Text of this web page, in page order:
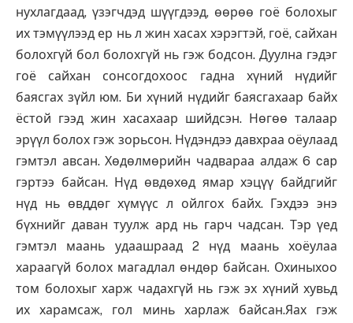
нухлагдаад, үзэгчдэд шүүгдээд, өөрөө гоё болохыг
их тэмүүлээд ер нь л жин хасах хэрэгтэй, гоё, сайхан
болохгүй бол болохгүй нь гэж бодсон. Дуулна гэдэг
гоё сайхан сонсогдохоос гадна хүний нүдийг
баясгах зүйл юм. Би хүний нүдийг баясгахаар байх
ёстой гээд жин хасахаар шийдсэн. Нөгөө талаар
эрүүл болох гэж зорьсон. Нүдэндээ давхраа оёулаад
гэмтэл авсан. Хөдөлмөрийн чадвараа алдаж 6 cap
гэртээ байсан. Нүд өвдөхөд ямар хэцүү байдгийг
нүд нь өвддөг хүмүүс л ойлгох байх. Гэхдээ энэ
бүхнийг даван туулж ард нь гарч чадсан. Тэр үед
гэмтэл маань удаашраад 2 нүд маань хоёулаа
хараагүй болох магадлал өндөр байсан. Охиныхоо
том болохыг харж чадахгүй нь гэж эх хүний хувьд
их харамсаж, гол минь харлаж байсан.Яах гэж